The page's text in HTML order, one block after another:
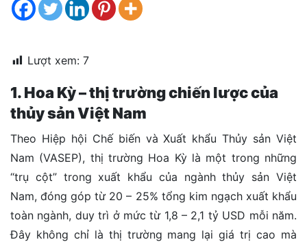
dẫn
lắp
Quy
Blog
chia
sẻ
Liên
hệ
Lượt xem: 7
1. Hoa Kỳ – thị trường chiến lược của
thủy sản Việt Nam
Theo Hiệp hội Chế biến và Xuất khẩu Thủy sản Việt
Nam (VASEP), thị trường Hoa Kỳ là một trong những
“trụ cột” trong xuất khẩu của ngành thủy sản Việt
Nam, đóng góp từ 20 – 25% tổng kim ngạch xuất khẩu
toàn ngành, duy trì ở mức từ 1,8 – 2,1 tỷ USD mỗi năm.
Đây không chỉ là thị trường mang lại giá trị cao mà